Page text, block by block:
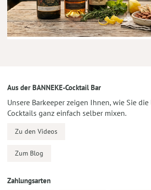
Aus der BANNEKE-Cocktail Bar
Unsere Barkeeper zeigen Ihnen, wie Sie
Cocktails ganz einfach selber mixen.
Zu den Videos
Zum Blog
Zahlungsarten